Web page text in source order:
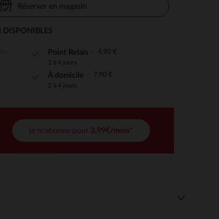
de confidentialité, en garantissant la conformité avec
Réserver en magasin
Point Relais 4,90 €
2 à 4 jours
À domicile 7,90 €
2 à 4 jours
je m'abonne pour 3,99€/mois*